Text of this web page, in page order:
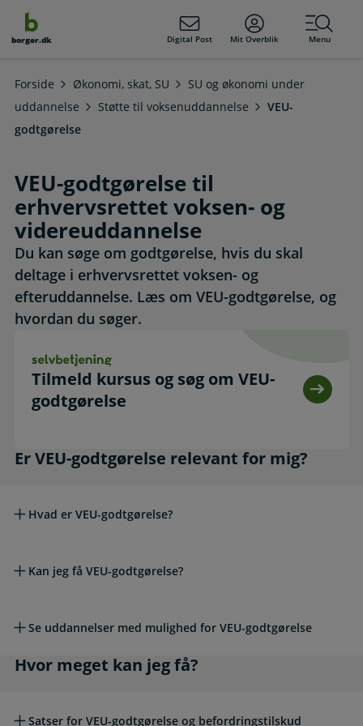
borger.dk Digital Post Mit Overblik Menu
Forside Økonomi, skat, SU
SU og økonomi under
uddannelse
Støtte til voksenuddannelse
VEU-
godtgørelse
VEU-godtgørelse til
erhvervsrettet voksen- og
videreuddannelse
Du kan søge om godtgørelse, hvis du skal
deltage i erhvervsrettet voksen- og
efteruddannelse. Læs om VEU-godtgørelse, og
hvordan du søger.
Tilmeld kursus og søg om VEU-
godtgørelse
Tilmeld kursus og søg om VEU-godtgørelse. Selvbetjening
Er VEU-godtgørelse relevant for mig?
Er VEU-godtgørelse relevant for mig?
Hvad er VEU-godtgørelse?
Kan jeg få VEU-godtgørelse?
Se uddannelser med mulighed for VEU-godtgørelse
Hvor meget kan jeg få?
Hvor meget kan jeg få?
Satser for VEU-godtgørelse og befordringstilskud